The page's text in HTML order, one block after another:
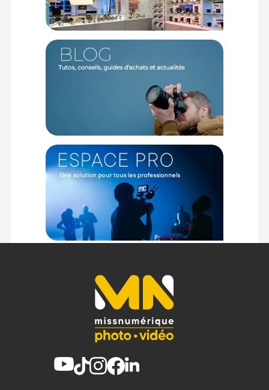
1 boîte de rangement étanche et résistante aux chocs
1 brise vent fourrure
1 bonnette résistante à l'eau
1 cable MiCon détachable de 1,20m renforcé au Kevlar
1 pince de fixation
1 kit de nettoyage
Code EAN RODE micro-cravate Lavalier :698813001569
Garantie 5 ans
(1) Offre valable jusqu'au 31 Décembre 2030 à partir de 49 euros
d'achat, sur la base d'une expédition Chronopost 24H vers un point
relais situé en France continentale uniquement, valable uniquement
sur les produits de moins de 1m et moins de 20Kg.
(3) Nombre de points Fidélité estimés, hors remises au panier, basé
sur le prix TTC en €, les points seront effectivement calculés dans le